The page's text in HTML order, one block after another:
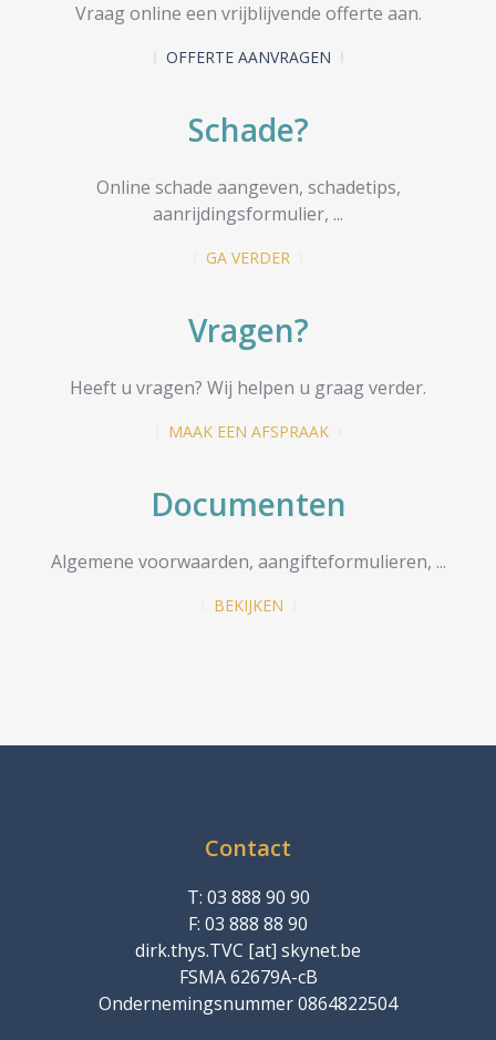
Vraag online een vrijblijvende offerte aan.
OFFERTE AANVRAGEN
Schade?
Online schade aangeven, schadetips,
aanrijdingsformulier, ...
GA VERDER
Vragen?
Heeft u vragen? Wij helpen u graag verder.
MAAK EEN AFSPRAAK
Documenten
Algemene voorwaarden, aangifteformulieren, ...
BEKIJKEN
Contact
T: 03 888 90 90
F: 03 888 88 90
dirk.thys.TVC [at] skynet.be
FSMA 62679A-cB
Ondernemingsnummer 0864822504